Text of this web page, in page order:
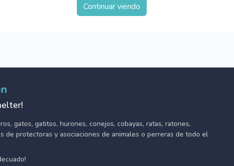
Continuar viendo
gatos, gatitos, hurones, conejos, cobayas, ratas, ratones,
de protectoras y asociaciones de animales o perreras de todo el